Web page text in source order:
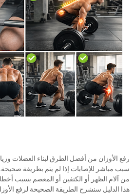
رفع الأوزان من أفضل الطرق لبناء العضلات
سبب مباشر للإصابات إذا لم يتم بطريقة صحيحة.
من آلام الظهر أو الكتفين أو المعصم بسبب
هذا الدليل سنشرح الطريقة الصحيحة لرفع